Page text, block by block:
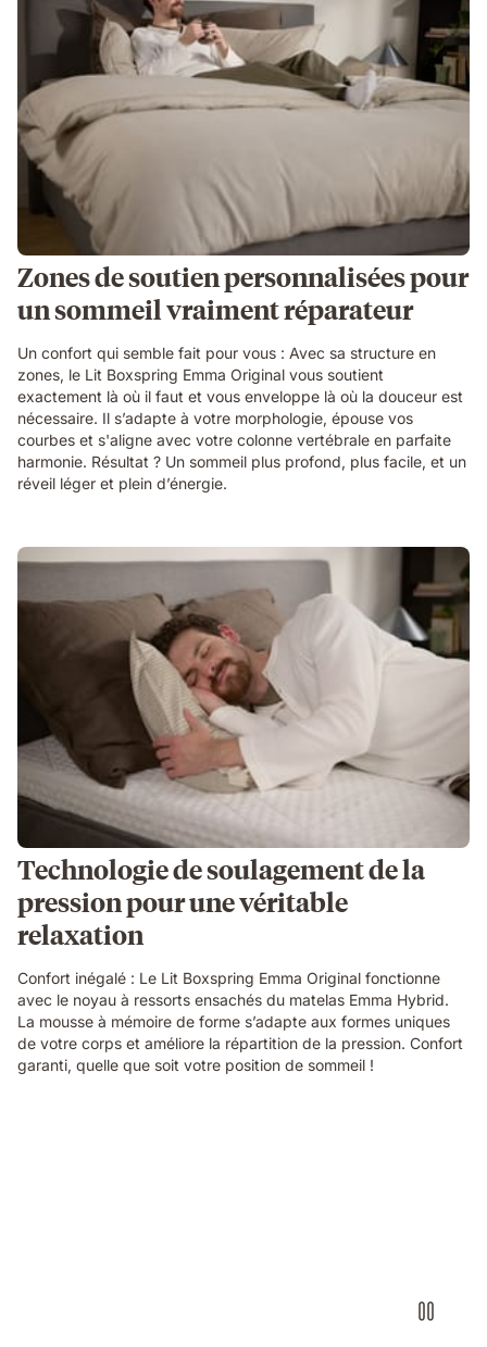
Zones de soutien personnalisées pour
un sommeil vraiment réparateur
Un confort qui semble fait pour vous : Avec sa structure en
zones, le Lit Boxspring Emma Original vous soutient
exactement là où il faut et vous enveloppe là où la douceur est
nécessaire. Il s’adapte à votre morphologie, épouse vos
courbes et s'aligne avec votre colonne vertébrale en parfaite
harmonie. Résultat ? Un sommeil plus profond, plus facile, et un
réveil léger et plein d’énergie.
Technologie de soulagement de la
pression pour une véritable
relaxation
Confort inégalé : Le Lit Boxspring Emma Original fonctionne
avec le noyau à ressorts ensachés du matelas Emma Hybrid.
La mousse à mémoire de forme s’adapte aux formes uniques
de votre corps et améliore la répartition de la pression. Confort
garanti, quelle que soit votre position de sommeil !